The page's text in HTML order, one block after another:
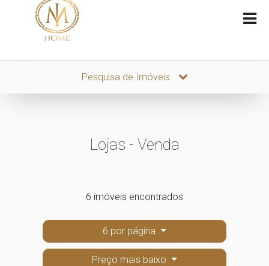
Pesquisa de Imóveis
Lojas - Venda
6 imóveis encontrados
6 por página
Preço mais baixo